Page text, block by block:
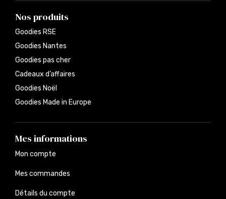
Nos produits
Goodies RSE
Goodies Nantes
Goodies pas cher
Cadeaux d’affaires
Goodies Noël
Goodies Made in Europe
Mes informations
Mon compte
Mes commandes
Détails du compte